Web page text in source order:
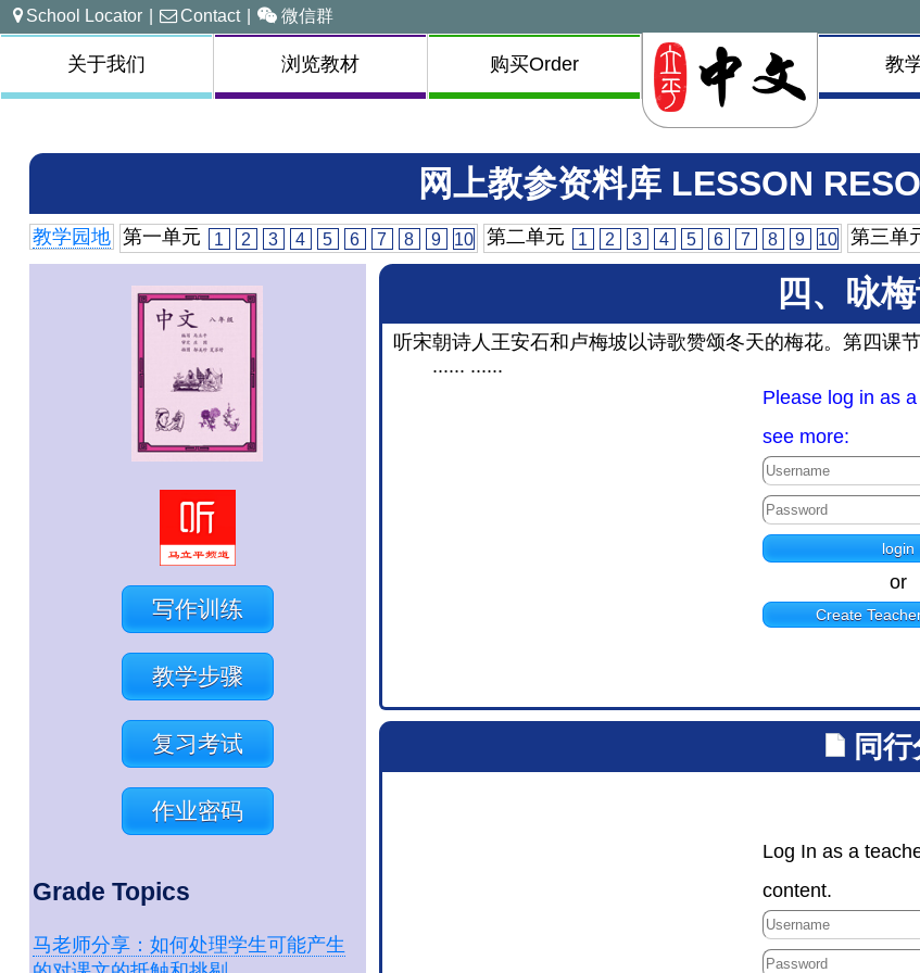
School Locator | Contact | 微信群
关于我们 浏览教材 购买Order 教
网上教参资料库 LESSON
教学园地 第一单元 1 2 3 4 5 6 7 8 9 10 第二单元 1 2 3 4 5 6 7 8 9 10 第三单
写作训练
教学步骤
复习考试
作业密码
Grade Topics
马老师分享：如何处理学生可能产生
四、咏
听宋朝诗人王安石和卢梅坡以诗歌赞颂冬天的梅花。第四课
...... ......
Please log in as
see more:
or
Create
同行
Log In as a
content.